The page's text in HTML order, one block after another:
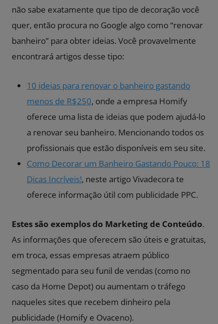
não sabe exatamente que tipo de decoração você
quer, então procura no Google algo como “renovar
banheiro” para obter ideias. Você provavelmente
encontrará artigos desse tipo:
10 ideias para renovar o banheiro gastando
menos de R$250, onde a empresa Homify
oferece uma lista de ideias que podem ajudá-lo
a renovar seu banheiro. Mencionando todos os
profissionais que estão disponíveis em seu site.
Como Decorar um Banheiro Gastando Pouco: 18
Dicas Incríveis!, neste artigo Vivadecora te
oferece informação útil com publicidade PPC.
Estes são exemplos do Marketing de Conteúdo.
As informações que oferecem são úteis e gratuitas,
em troca, essas empresas atraem público
segmentado para seu funil de vendas (como no
caso da Home Depot) ou aumentam o tráfego
naqueles sites que recebem dinheiro pela
publicidade (Homify e Ovaceno).